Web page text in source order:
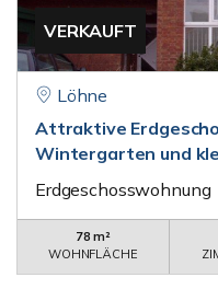
VERKAUFT
Löhne
Attraktive
Wintergarten und
Erdgeschosswohnung
78 m²
WOHNFLÄCHE